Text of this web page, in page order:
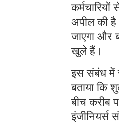
अपील की
जाएगा और
खुले हैं।
इस संबंध में
बताया कि
बीच करीब
इंजीनियर्स